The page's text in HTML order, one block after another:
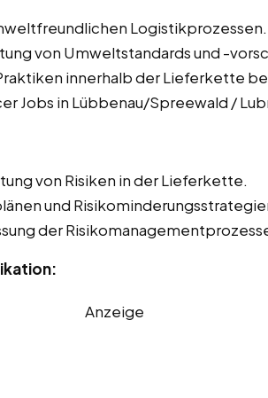
Logistikprozessen.
von Umweltstandards und -
innerhalb der Lieferkette
Jobs in Lübbenau/Spreewald /
von Risiken in der Lieferkette.
und
der
Anzeige